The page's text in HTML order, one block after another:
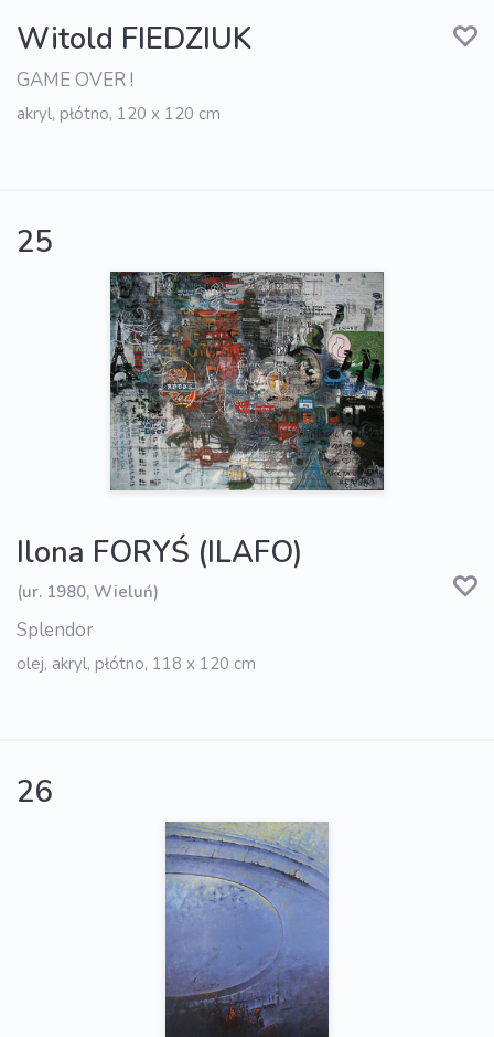
Witold FIEDZIUK
GAME OVER !
akryl, płótno, 120 x 120 cm
25
Ilona FORYŚ (ILAFO)
(ur. 1980, Wieluń)
Splendor
olej, akryl, płótno, 118 x 120 cm
26